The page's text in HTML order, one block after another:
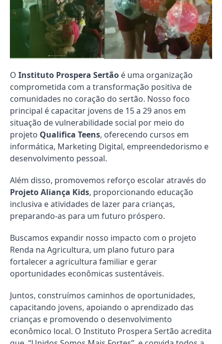
O Instituto Prospera Sertão é uma organização
comprometida com a transformação positiva de
comunidades no coração do sertão. Nosso foco
principal é capacitar jovens de 15 a 29 anos em
situação de vulnerabilidade social por meio do
projeto Qualifica Teens, oferecendo cursos em
informática, Marketing Digital, empreendedorismo e
desenvolvimento pessoal.
Além disso, promovemos reforço escolar através do
Projeto Aliança Kids, proporcionando educação
inclusiva e atividades de lazer para crianças,
preparando-as para um futuro próspero.
Buscamos expandir nosso impacto com o projeto
Renda na Agricultura, um plano futuro para
fortalecer a agricultura familiar e gerar
oportunidades econômicas sustentáveis.
Juntos, construímos caminhos de oportunidades,
capacitando jovens, apoiando o aprendizado das
crianças e promovendo o desenvolvimento
econômico local. O Instituto Prospera Sertão acredita